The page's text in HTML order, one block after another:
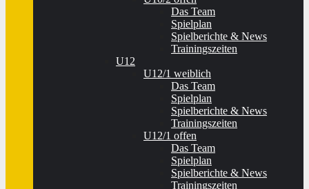
Das Team
Spielplan
Spielberichte & News
Trainingszeiten
U12
U12/1 weiblich
Das Team
Spielplan
Spielberichte & News
Trainingszeiten
U12/1 offen
Das Team
Spielplan
Spielberichte & News
Trainingszeiten